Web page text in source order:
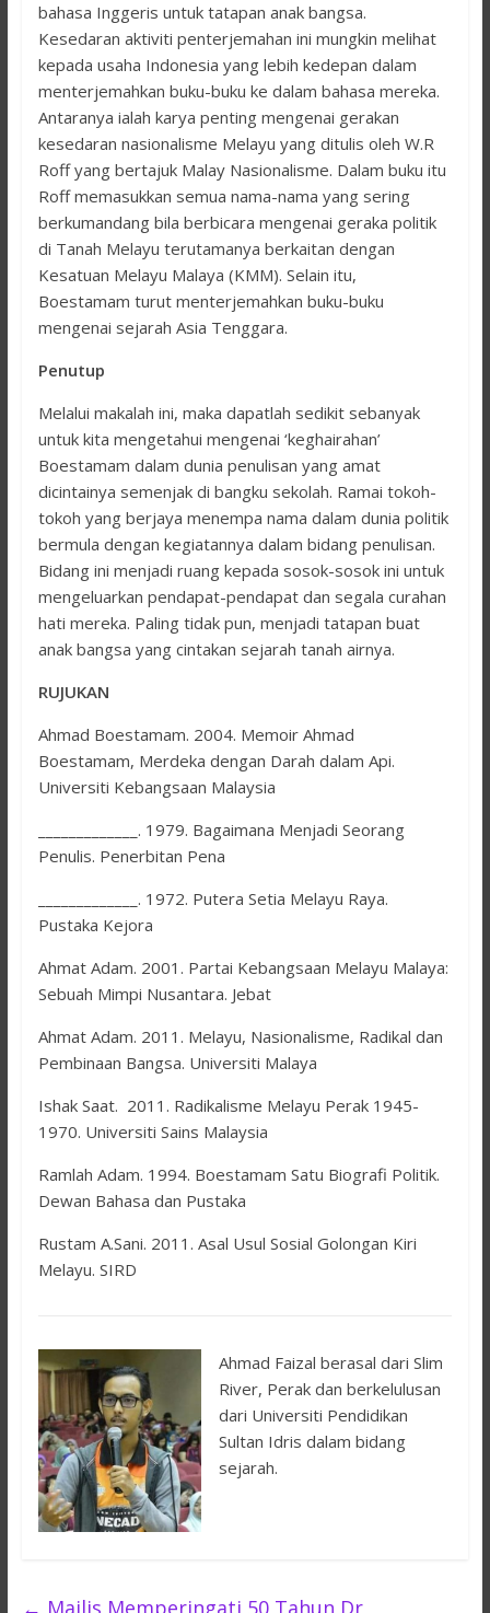
bahasa Inggeris untuk tatapan anak bangsa.
Kesedaran aktiviti penterjemahan ini mungkin melihat
kepada usaha Indonesia yang lebih kedepan dalam
menterjemahkan buku-buku ke dalam bahasa mereka.
Antaranya ialah karya penting mengenai gerakan
kesedaran nasionalisme Melayu yang ditulis oleh W.R
Roff yang bertajuk Malay Nasionalisme. Dalam buku itu
Roff memasukkan semua nama-nama yang sering
berkumandang bila berbicara mengenai geraka politik
di Tanah Melayu terutamanya berkaitan dengan
Kesatuan Melayu Malaya (KMM). Selain itu,
Boestamam turut menterjemahkan buku-buku
mengenai sejarah Asia Tenggara.
Penutup
Melalui makalah ini, maka dapatlah sedikit sebanyak
untuk kita mengetahui mengenai ‘keghairahan’
Boestamam dalam dunia penulisan yang amat
dicintainya semenjak di bangku sekolah. Ramai tokoh-
tokoh yang berjaya menempa nama dalam dunia politik
bermula dengan kegiatannya dalam bidang penulisan.
Bidang ini menjadi ruang kepada sosok-sosok ini untuk
mengeluarkan pendapat-pendapat dan segala curahan
hati mereka. Paling tidak pun, menjadi tatapan buat
anak bangsa yang cintakan sejarah tanah airnya.
RUJUKAN
Ahmad Boestamam. 2004. Memoir Ahmad
Boestamam, Merdeka dengan Darah dalam Api.
Universiti Kebangsaan Malaysia
_____________. 1979. Bagaimana Menjadi Seorang
Penulis. Penerbitan Pena
_____________. 1972. Putera Setia Melayu Raya.
Pustaka Kejora
Ahmat Adam. 2001. Partai Kebangsaan Melayu Malaya:
Sebuah Mimpi Nusantara. Jebat
Ahmat Adam. 2011. Melayu, Nasionalisme, Radikal dan
Pembinaan Bangsa. Universiti Malaya
Ishak Saat. 2011. Radikalisme Melayu Perak 1945-
1970. Universiti Sains Malaysia
Ramlah Adam. 1994. Boestamam Satu Biografi Politik.
Dewan Bahasa dan Pustaka
Rustam A.Sani. 2011. Asal Usul Sosial Golongan Kiri
Melayu. SIRD
Ahmad Faizal berasal dari Slim
River, Perak dan berkelulusan
dari Universiti Pendidikan
Sultan Idris dalam bidang
sejarah.